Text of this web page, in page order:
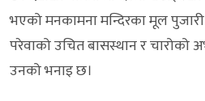
भएको मनकामना मन्दिरका मूल
परेवाको उचित बासस्थान र
उनको भनाइ छ।